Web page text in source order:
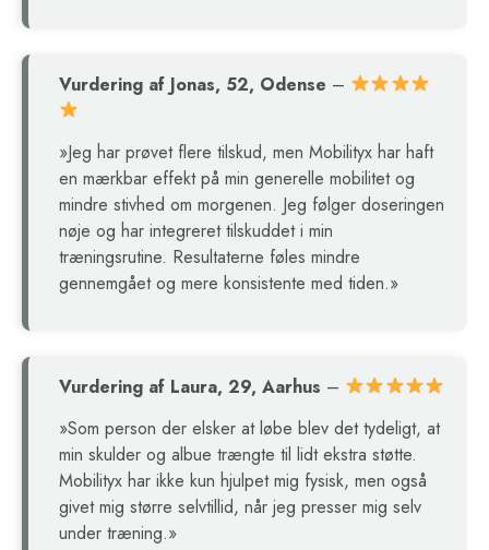
Vurdering af Jonas, 52, Odense –
»Jeg har prøvet flere tilskud, men Mobilityx har haft
en mærkbar effekt på min generelle mobilitet og
mindre stivhed om morgenen. Jeg følger doseringen
nøje og har integreret tilskuddet i min
træningsrutine. Resultaterne føles mindre
gennemgået og mere konsistente med tiden.»
Vurdering af Laura, 29, Aarhus –
»Som person der elsker at løbe blev det tydeligt, at
min skulder og albue trængte til lidt ekstra støtte.
Mobilityx har ikke kun hjulpet mig fysisk, men også
givet mig større selvtillid, når jeg presser mig selv
under træning.»